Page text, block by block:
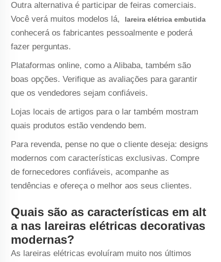
Outra alternativa é participar de feiras comerciais.
Você verá muitos modelos lá,
lareira elétrica embutida
conhecerá os fabricantes pessoalmente e poderá
fazer perguntas.
Plataformas online, como a Alibaba, também são
boas opções. Verifique as avaliações para garantir
que os vendedores sejam confiáveis.
Lojas locais de artigos para o lar também mostram
quais produtos estão vendendo bem.
Para revenda, pense no que o cliente deseja: designs
modernos com características exclusivas. Compre
de fornecedores confiáveis, acompanhe as
tendências e ofereça o melhor aos seus clientes.
Quais são as características em alt
a nas lareiras elétricas decorativas
modernas?
As lareiras elétricas evoluíram muito nos últimos